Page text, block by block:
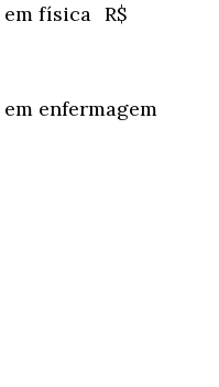
em física R$
enfermagem